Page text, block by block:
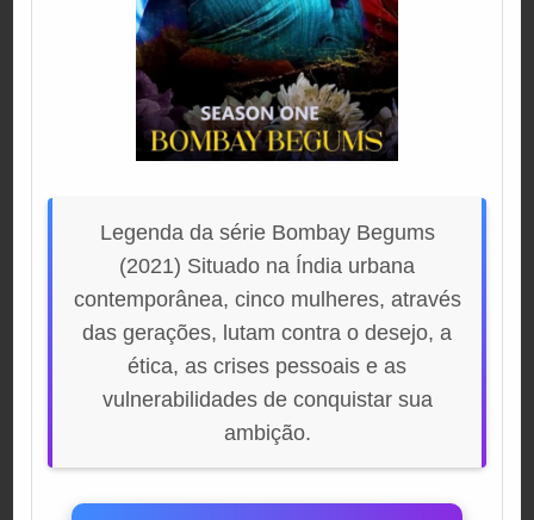
Legenda da série Bombay Begums
(2021) Situado na Índia urbana
contemporânea, cinco mulheres, através
das gerações, lutam contra o desejo, a
ética, as crises pessoais e as
vulnerabilidades de conquistar sua
ambição.